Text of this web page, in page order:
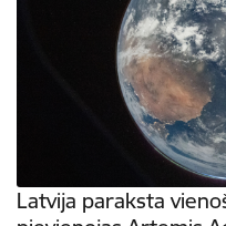
Latvija paraksta